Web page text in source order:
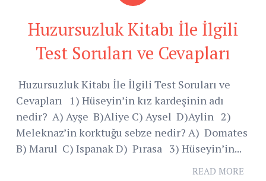
Huzursuzluk Kitabı İle İlgili
Test Soruları ve Cevapları
Huzursuzluk Kitabı İle İlgili Test Soruları ve
Cevapları 1) Hüseyin’in kız kardeşinin adı
nedir? A) Ayşe B)Aliye C) Aysel D)Aylin 2)
Meleknaz’in korktuğu sebze nedir? A) Domates
B) Marul C) Ispanak D) Pırasa 3) Hüseyin’in...
READ MORE